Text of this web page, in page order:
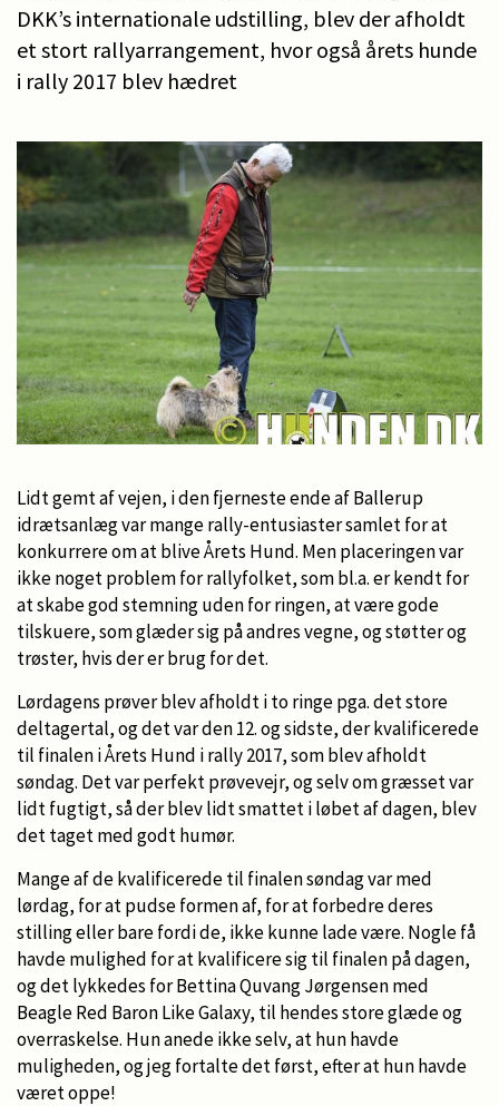
DKK’s internationale udstilling, blev der afholdt
et stort rallyarrangement, hvor også årets hunde
i rally 2017 blev hædret
Lidt gemt af vejen, i den fjerneste ende af Ballerup
idrætsanlæg var mange rally-entusiaster samlet for at
konkurrere om at blive Årets Hund. Men placeringen var
ikke noget problem for rallyfolket, som bl.a. er kendt for
at skabe god stemning uden for ringen, at være gode
tilskuere, som glæder sig på andres vegne, og støtter og
trøster, hvis der er brug for det.
Lørdagens prøver blev afholdt i to ringe pga. det store
deltagertal, og det var den 12. og sidste, der kvalificerede
til finalen i Årets Hund i rally 2017, som blev afholdt
søndag. Det var perfekt prøvevejr, og selv om græsset var
lidt fugtigt, så der blev lidt smattet i løbet af dagen, blev
det taget med godt humør.
Mange af de kvalificerede til finalen søndag var med
lørdag, for at pudse formen af, for at forbedre deres
stilling eller bare fordi de, ikke kunne lade være. Nogle få
havde mulighed for at kvalificere sig til finalen på dagen,
og det lykkedes for Bettina Quvang Jørgensen med
Beagle Red Baron Like Galaxy, til hendes store glæde og
overraskelse. Hun anede ikke selv, at hun havde
muligheden, og jeg fortalte det først, efter at hun havde
været oppe!